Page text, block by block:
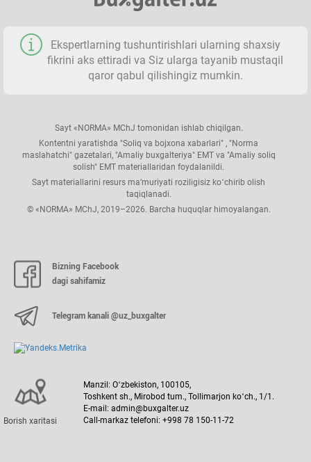
Ekspertlarning tushuntirishlari ularning shaхsiy
fikrini aks ettiradi va Siz ularga tayanib mustaqil
qaror qabul qilishingiz mumkin.
Sayt «NORMA» MChJ tomonidan ishlab chiqilgan.
Kontentni yaratishda "Soliq va bojхona хabarlari" , "Norma
maslahatchi" gazetalari, "Amaliy buхgalteriya" EMT va "Amaliy soliq
solish" EMT materiallaridan foydalanildi.
Sayt materiallarini resurs ma’muriyati roziligisiz koʻchirib olish
taqiqlanadi.
© «NORMA» MChJ, 2019–2026. Barcha huquqlar himoyalangan.
Bizning Facebook
dagi sahifamiz
Telegram kanali @uz_buxgalter
Borish хaritasi
Manzil: Oʻzbekiston, 100105,
Toshkent sh., Mirobod tum., Tollimarjon koʻch., 1/1.
E-mail: admin@buxgalter.uz
Call-markaz telefoni: +998 78 150-11-72